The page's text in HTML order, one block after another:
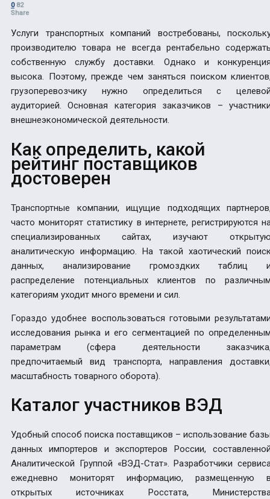
0 82
Share
Услуги транспортных компаний востребованы,
производителю товара не всегда рентабельно
собственную службу доставки. Однако и
высока. Поэтому, прежде чем заняться поиском
грузоперевозчику нужно определиться с
аудиторией. Основная категория заказчиков –
внешнеэкономической деятельности.
Как определить, какой
рейтинг поставщиков
достоверен
Транспортные компании, ищущие подходящих
часто мониторят статистику в интернете, регистрируются
специализированных сайтах, изучают
аналитическую информацию. На такой хаотический
данных, анализирование громоздких таблиц
распределение потенциальных клиентов по
категориям уходит много времени и сил.
Гораздо удобнее воспользоваться готовыми
исследования рынка и его сегментацией по
параметрам (сфера деятельности
предпочитаемый вид транспорта, направления
масштабность товарного оборота).
Каталог участников ВЭД
Удобный способ поиска поставщиков – использование
данных импортеров и экспортеров России,
Аналитической Группой «ВЭД-Стат». Разработчики
ежедневно мониторят информацию, размещенную
открытых источниках Росстата,